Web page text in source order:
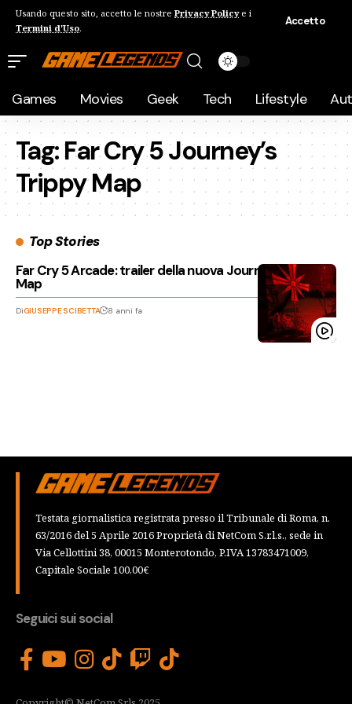
Usando questo sito, accetto le nostre Privacy Policye i
Termini d'Uso.
Accetto
Games Movies Geek Tech Lifestyle
Tag:Far Cry 5 Journey’s
Trippy Map
Top Stories
Far Cry 5 Arcade: trailer della nuova Journey’s Trippy
Map
DiGIUSEPPE SCIBETTA 8 anni fa
Testata giornalistica registrata presso il Tribunale di Roma, n.
63/2016 del 5 Aprile 2016 Proprietà di NetCom S.r.l.s., sede in
Via Cellottini 38, 00015 Monterotondo, P.IVA 13783471009,
Capitale Sociale 100,00€
Seguici sui social